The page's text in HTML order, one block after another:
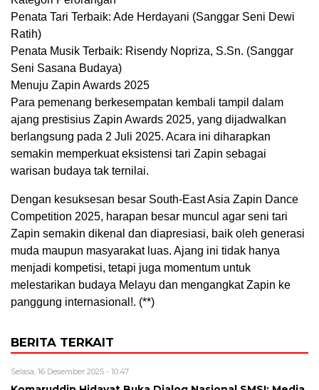
Penata Tari Terbaik: Ade Herdayani (Sanggar Seni Dewi
Ratih)
Penata Musik Terbaik: Risendy Nopriza, S.Sn. (Sanggar
Seni Sasana Budaya)
Menuju Zapin Awards 2025
Para pemenang berkesempatan kembali tampil dalam
ajang prestisius Zapin Awards 2025, yang dijadwalkan
berlangsung pada 2 Juli 2025. Acara ini diharapkan
semakin memperkuat eksistensi tari Zapin sebagai
warisan budaya tak ternilai.
Dengan kesuksesan besar South-East Asia Zapin Dance
Competition 2025, harapan besar muncul agar seni tari
Zapin semakin dikenal dan diapresiasi, baik oleh generasi
muda maupun masyarakat luas. Ajang ini tidak hanya
menjadi kompetisi, tetapi juga momentum untuk
melestarikan budaya Melayu dan mengangkat Zapin ke
panggung internasional!. (**)
BERITA TERKAIT
Selasa, 16 Desember 2025 - 10:47